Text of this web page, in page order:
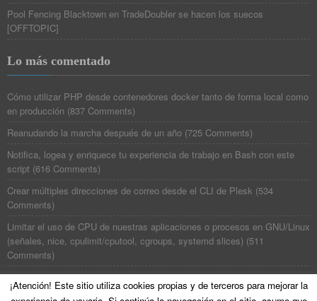
Pool Fencing Blacktown en TradeDoubler se hacen los suecos
[OFFTOPIC]
Lo más comentado
Cómo utilizar PHP desde contenedores docker tanto de forma local como
en producción (837 Comments)
Reanudando la marcha después de un año (725 Comments)
Notifica, logea y enriquece tu experiencia de trabajo en Bash con este
script (616 Comments)
Crear múltiples direcciones de correo desde el CLI de Plesk (534
Comments)
Limitar el uso de CPU de nuestras aplicaciones o procesos en GNU/Linux
(señales, nice, cpulimit/cputool, cgroups, systemd slices) (511
Comments)
¡Atención! Este sitio utiliza cookies propias y de terceros para mejorar la